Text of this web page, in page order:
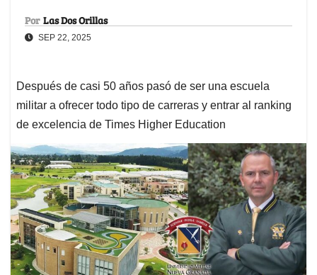
Por Las Dos Orillas
SEP 22, 2025
Después de casi 50 años pasó de ser una escuela
militar a ofrecer todo tipo de carreras y entrar al ranking
de excelencia de Times Higher Education